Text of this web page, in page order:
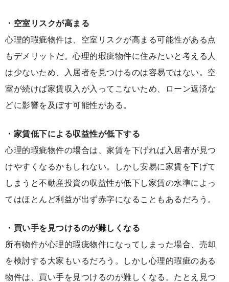
・空室リスクが高まる
心理的瑕疵物件は、空室リスクが高まる可能性がある点
もデメリットだ。心理的瑕疵物件に住みたいと考える人
は少ないため、入居者を見つけるのは容易ではない。空
室が続けば家賃収入が入ってこないため、ローン返済な
どに影響を及ぼす可能性がある。
・家賃低下による収益性が低下する
心理的瑕疵物件の場合は、家賃を下げれば入居者が見つ
けやすくなるかもしれない。しかし安易に家賃を下げて
しまうと不動産投資の収益性が低下し家賃の水準によっ
てはほとんど利益が出ず赤字になることもあるだろう。
・買い手を見つけるのが難しくなる
所有物件が心理的瑕疵物件になってしまった場合、売却
を検討する大家もいるだろう。しかし心理的瑕疵のある
物件は、買い手を見つけるのが難しくなる。たとえ見つ